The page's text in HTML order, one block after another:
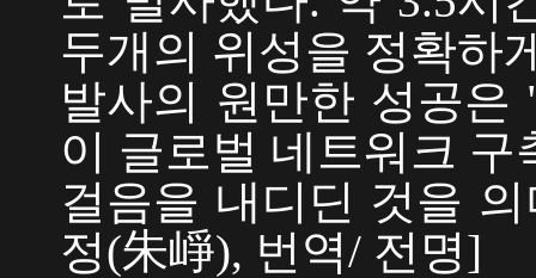
두개의 위성을 정확하
발사의 원만한 성공
이 글로벌 네트워크
걸음을 내디딘 것을
정(朱崢), 번역/ 전명]